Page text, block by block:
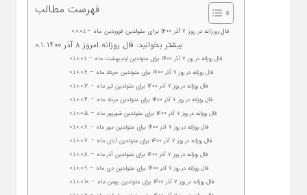
فهرست مطالب
– فال روزانه در روز ۷ آذر ۱۴۰۰ برای متولدین فروردین ماه
بیشتر بخوانید: فال روزانه امروز ۸ آذر ۱۴۰۰
– فال روزانه در روز ۷ آذر ۱۴۰۰ برای متولدین اردیبهشت ماه
– فال روزانه در روز ۷ آذر ۱۴۰۰ برای متولدین خرداد ماه
– فال روزانه در روز ۷ آذر ۱۴۰۰ برای متولدین تیر ماه
– فال روزانه در روز ۷ آذر ۱۴۰۰ برای متولدین مرداد ماه
– فال روزانه در روز ۷ آذر ۱۴۰۰ برای متولدین شهریور ماه
– فال روزانه در روز ۷ آذر ۱۴۰۰ برای متولدین مهر ماه
– فال روزانه در روز ۷ آذر ۱۴۰۰ برای متولدین آبان ماه
– فال روزانه در روز ۷ آذر ۱۴۰۰ برای متولدین آذر ماه
– فال روزانه در روز ۷ آذر ۱۴۰۰ برای متولدین دی ماه
– فال روزانه در روز ۷ آذر ۱۴۰۰ برای متولدین بهمن ماه